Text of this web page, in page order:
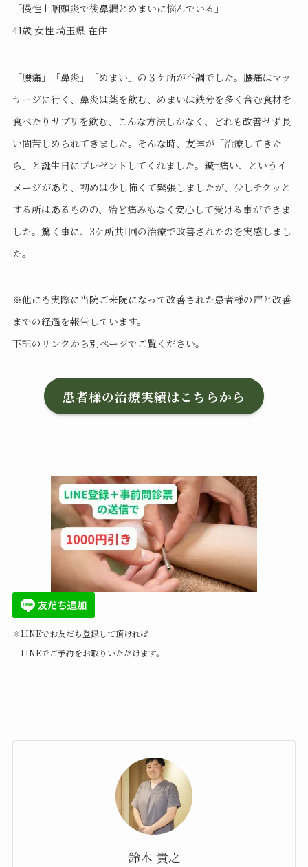
「慢性上咽頭炎で後鼻漏とめまいに悩んでいる」
41歳 女性 埼玉県 在住
「腰痛」「鼻炎」「めまい」の３ケ所が不調でした。腰痛はマッ
サージに行く、鼻炎は薬を飲む、めまいは鉄分を多く含む食材を
食べたりサプリを飲む、こんな方法しかなく、どれも改善せず長
い間苦しめられてきました。そんな時、友達が「治療してきた
ら」と誕生日にプレゼントしてくれました。鍼=痛い、というイ
メージがあり、初めは少し怖くて緊張しましたが、少しチクッと
する所はあるものの、殆ど痛みもなく安心して受ける事ができま
した。驚く事に、3ケ所共1回の治療で改善されたのを実感しまし
た。
※他にも実際に当院ご来院になって改善された患者様の声と改善
までの経過を報告しています。
下記のリンクから別ページでご覧ください。
患者様の治療実績はこちらから
※LINEでお友だち登録して頂ければ
LINEでご予約をお取りいただけます。
鈴木 貴之